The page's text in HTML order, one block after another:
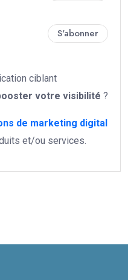
S'abonner
ciblant
votre visibilité ?
de marketing digital
et/ou services.